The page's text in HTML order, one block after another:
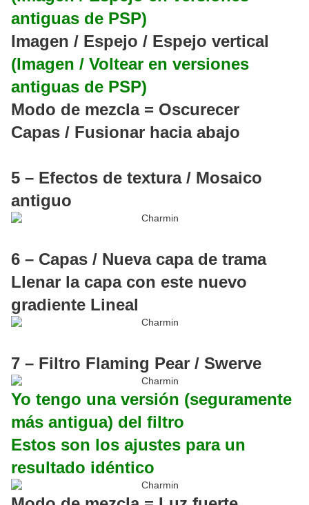
antiguas de PSP)
Imagen / Espejo / Espejo vertical
(Imagen / Voltear en versiones
antiguas de PSP)
Modo de mezcla = Oscurecer
Capas / Fusionar hacia abajo
5 – Efectos de textura / Mosaico
antiguo
6 – Capas / Nueva capa de trama
Llenar la capa con este nuevo
gradiente Lineal
7 – Filtro Flaming Pear / Swerve
Yo tengo una versión (seguramente
más antigua) del filtro
Estos son los ajustes para un
resultado idéntico